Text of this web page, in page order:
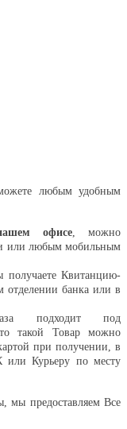
любым удобным
офисе, можно
или любым мобильным
получаете Квитанцию-
отделении банка или в
подходит под
такой Товар можно
при получении, в
или Курьеру по месту
мы предоставляем Все